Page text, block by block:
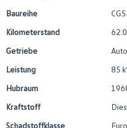
Baureihe
Kilometerstand
Getriebe
Leistung
85
Hubraum
Kraftstoff
Schadstoffklasse